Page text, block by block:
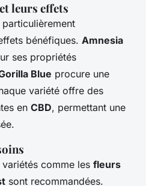
leurs effets
bénéfiques. Amnesia
ses propriétés
Blue procure une
variété offre des
en CBD, permettant une
variétés comme les fleurs
sont recommandées.